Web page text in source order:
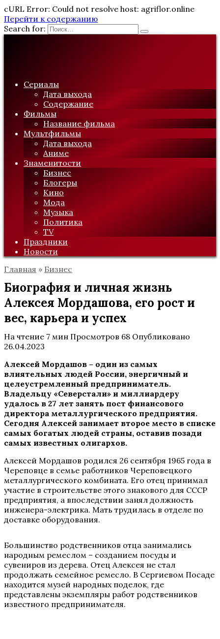
cURL Error: Could not resolve host: agriflor.online
Перейти к содержанию
Search for:
Сериалы
Дата выхода
Содержание
Фильмы
Название фильма
Мультфильмы
Дата выхода
Аниме
Знаменитости
Бизнес
Блогеры
Кино
Мода
Музыка
Политика
TV
Праздники
Новости
Главная » Бизнес
Биография и личная жизнь
Алексея Мордашова, его рост и
вес, карьера и успех
На чтение 7 мин Просмотров 68 Опубликовано
26.04.2023
Алексей Мордашов – один из самых
влиятельных людей России, энергичный и
целеустремленный предприниматель.
Владельцу «Северстали» и миллиардеру
удалось в 27 лет занять пост финансового
директора металлургического предприятия.
Сегодня Алексей занимает второе место в списке
самых богатых людей страны, оставив позади
самых известных олигархов.
Алексей Мордашов родился 26 сентября 1965 года в
Череповце в семье работников Череповецкого
металлургического комбината. Его отец принимал
участие в строительстве этого знакового для СССР
предприятия, а впоследствии занял должность
инженера-электрика. Мать трудилась в отделе по
доставке оборудования.
Большинство родственников отца занимались
народным ремеслом – созданием посуды и
сувениров из дерева. Отец Алексея не стал
продолжать семейное ремесло. В Сергиевом Посаде
находится музей народных поделок, где
представлены экземпляры работ родственников
известного предпринимателя.